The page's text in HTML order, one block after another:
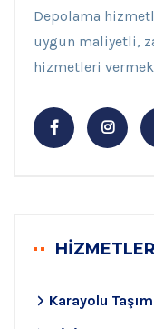
Depolama
uygun maliyetli,
hizmetleri
Karayolu